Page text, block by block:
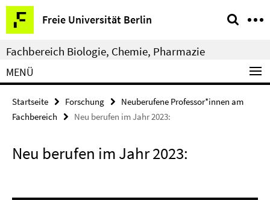
Springe
direkt
zu
Inhalt
Freie Universität Berlin
Service-
Navigation
Fachbereich Biologie, Chemie, Pharmazie
MENÜ
Startseite Forschung
Neuberufene Professor*innen am
Fachbereich
Neu berufen im Jahr 2023:
Neu berufen im Jahr 2023: